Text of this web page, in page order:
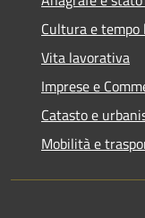
Cultura e tempo
Vita lavorativa
Imprese e
Catasto e
Mobilità e